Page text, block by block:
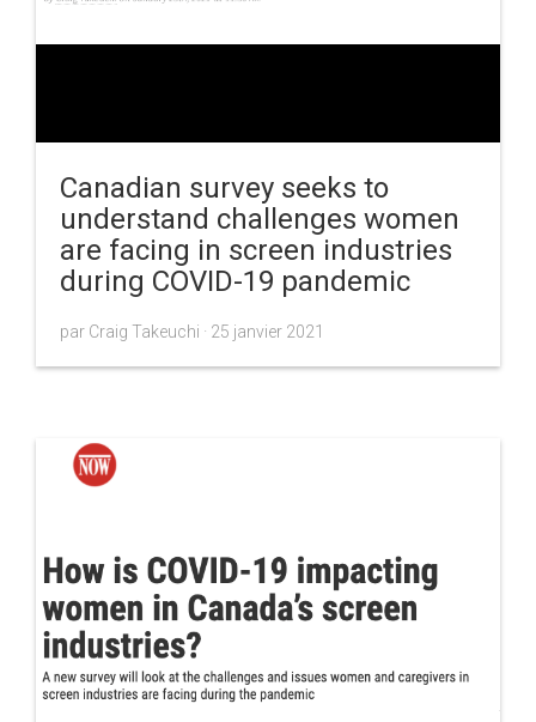
Canadian survey seeks to
understand challenges women
are facing in screen industries
during COVID-19 pandemic
par Craig Takeuchi · 25 janvier 2021